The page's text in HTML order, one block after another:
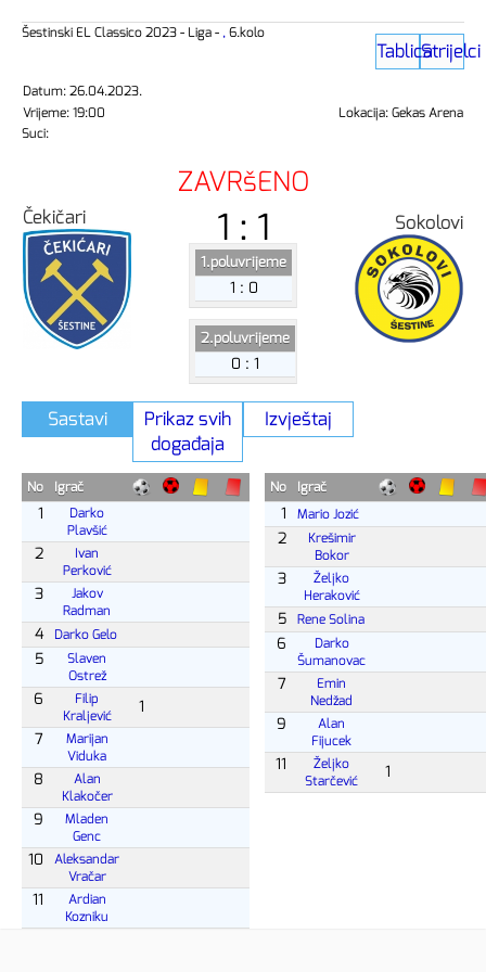
Šestinski EL Classico 2023 - Liga - ,6.kolo
Strijelci
Tablica
Datum: 26.04.2023.
Vrijeme: 19:00
Lokacija: Gekas Arena
Suci:
Čekičari
ZAVRšENO
1 : 1
1.poluvrijeme
1 : 0
2.poluvrijeme
0 : 1
Sokolovi
Sastavi
Prikaz svih
događaja
Izvještaj
No Igrač
1
Darko
Plavšić
2
Ivan
Perković
3
Jakov
Radman
4 Darko Gelo
5
Slaven
Ostrež
6
Filip
Kraljević
1
7
Marijan
Viduka
8
Alan
Klakočer
9
Mladen
Genc
10
Aleksandar
Vračar
11
Ardian
Kozniku
No Igrač
1 Mario Jozić
2
Krešimir
Bokor
3
Željko
Heraković
5 Rene Solina
6
Darko
Šumanovac
7
Emin
Nedžad
9
Alan
Fijucek
11
Željko
Starčević
1